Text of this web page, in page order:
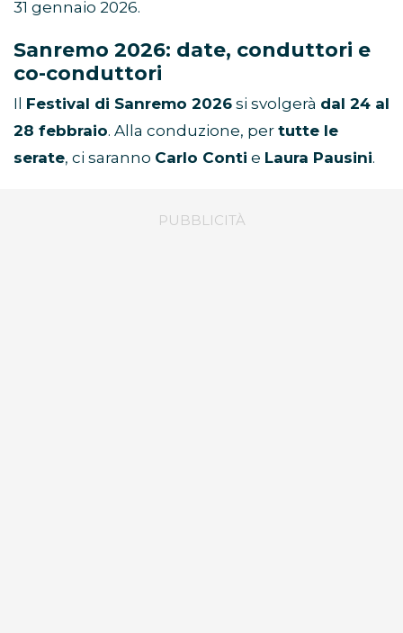
31 gennaio 2026.
Sanremo 2026: date, conduttori e
co-conduttori
Il Festival di Sanremo 2026 si svolgerà dal 24 al
28 febbraio. Alla conduzione, per tutte le
serate, ci saranno Carlo Conti e Laura Pausini.